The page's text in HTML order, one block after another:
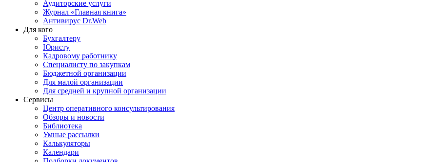
Аудиторские услуги
Журнал «Главная книга»
Антивирус Dr.Web
Для кого
Бухгалтеру
Юристу
Кадровому работнику
Специалисту по закупкам
Бюджетной организации
Для малой организации
Для средней и крупной организации
Сервисы
Центр оперативного консультирования
Обзоры и новости
Библиотека
Умные рассылки
Калькуляторы
Календари